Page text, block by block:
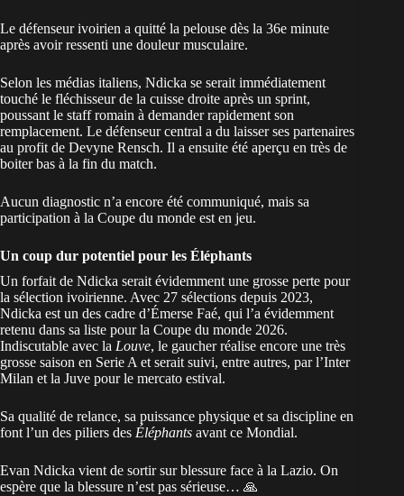
Le défenseur ivoirien a quitté la pelouse dès la 36e minute
après avoir ressenti une douleur musculaire.
Selon les médias italiens, Ndicka se serait immédiatement
touché le fléchisseur de la cuisse droite après un sprint,
poussant le staff romain à demander rapidement son
remplacement. Le défenseur central a du laisser ses partenaires
au profit de Devyne Rensch. Il a ensuite été aperçu en très de
boiter bas à la fin du match.
Aucun diagnostic n’a encore été communiqué, mais sa
participation à la Coupe du monde est en jeu.
Un coup dur potentiel pour les Éléphants
Un forfait de Ndicka serait évidemment une grosse perte pour
la sélection ivoirienne. Avec 27 sélections depuis 2023,
Ndicka est un des cadre d’Émerse Faé, qui l’a évidemment
retenu dans sa liste pour la Coupe du monde 2026.
Indiscutable avec la Louve, le gaucher réalise encore une très
grosse saison en Serie A et serait suivi, entre autres, par l’Inter
Milan et la Juve pour le mercato estival.
Sa qualité de relance, sa puissance physique et sa discipline en
font l’un des piliers des Éléphants avant ce Mondial.
Evan Ndicka vient de sortir sur blessure face à la Lazio. On
espère que la blessure n’est pas sérieuse… 🙏